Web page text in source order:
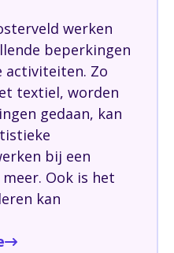
werken
beperkingen
activiteiten. Zo
textiel, worden
gedaan, kan
bij een
meer. Ook is het
kan